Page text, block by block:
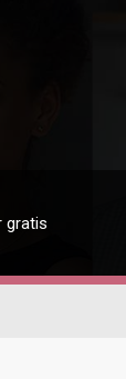
gratis